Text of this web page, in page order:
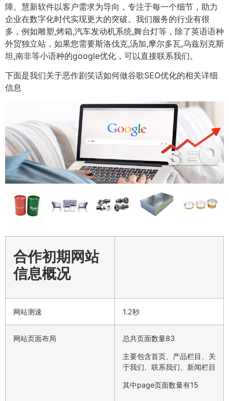
障。慧新软件以客户需求为导向，专注于每一个细节，助力
企业在数字化时代实现更大的突破。我们服务的行业有很
多，例如雕塑,烤箱,汽车发动机系统,舞台灯等，除了英语语种
外贸独立站，如果您需要斯洛伐克,汤加,摩尔多瓦,乌兹别克斯
坦,南非等小语种的google优化，可以直接联系我们。
下面是我们关于恶作剧笑话如何做谷歌SEO优化的相关详细
信息
合作初期网站
信息概况
网站测速 1.2秒
网站页面布局 总共页面数量83
主要包含首页、产品栏目、关
于我们、联系我们、新闻栏目
其中page页面数量有15